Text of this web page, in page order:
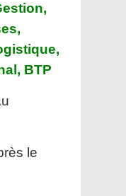
BTP
le